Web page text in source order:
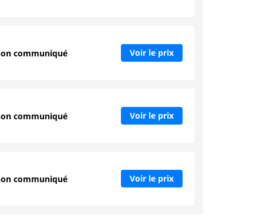
communiqué Voir le prix
communiqué Voir le prix
communiqué Voir le prix